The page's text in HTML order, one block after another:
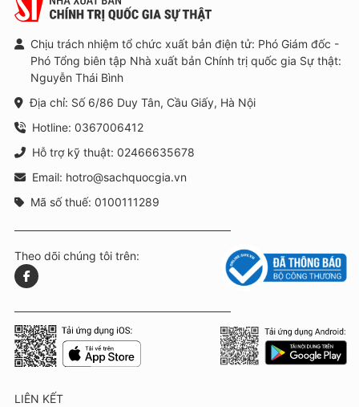
Chịu trách nhiệm tổ chức xuất bản điện tử: Phó Giám đốc -
Phó Tổng biên tập Nhà xuất bản Chính trị quốc gia Sự thật:
Nguyễn Thái Bình
Địa chỉ: Số 6/86 Duy Tân, Cầu Giấy, Hà Nội
Hotline: 0367006412
Hỗ trợ kỹ thuật: 02466635678
Email: hotro@sachquocgia.vn
Mã số thuế: 0100111289
Theo dõi chúng tôi trên:
LIÊN KẾT